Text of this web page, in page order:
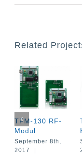
Related
TFM-130 RF-
Modul
September 8th,
2017